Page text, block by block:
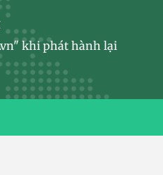
khi phát hành lại